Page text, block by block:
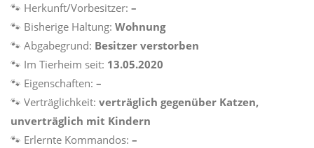
🐾 Herkunft/Vorbesitzer: –
🐾 Bisherige Haltung: Wohnung
🐾 Abgabegrund: Besitzer verstorben
🐾 Im Tierheim seit: 13.05.2020
🐾 Eigenschaften: –
🐾 Verträglichkeit: verträglich gegenüber Katzen,
unverträglich mit Kindern
🐾 Erlernte Kommandos: –